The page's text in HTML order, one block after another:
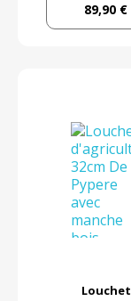
89,90 €
Louchet